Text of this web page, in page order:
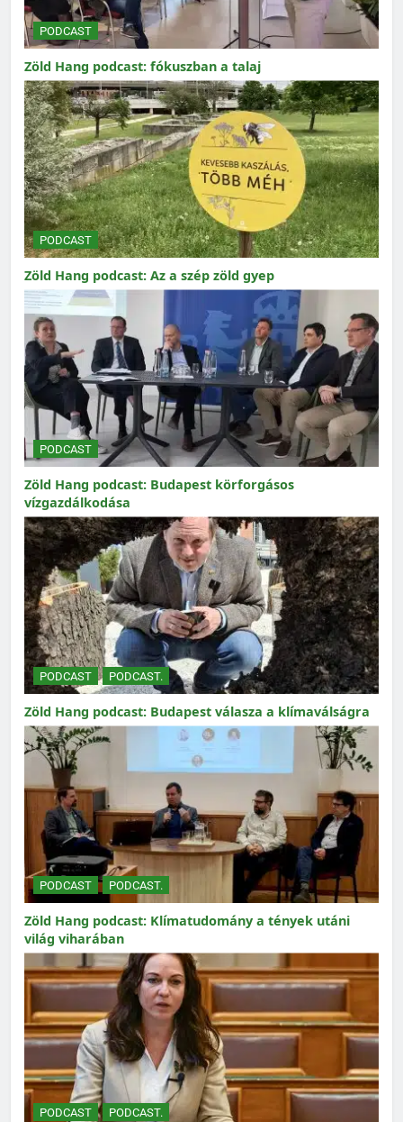
PODCAST
Zöld Hang podcast: fókuszban a talaj
PODCAST
Zöld Hang podcast: Az a szép zöld gyep
PODCAST
Zöld Hang podcast: Budapest körforgásos
vízgazdálkodása
PODCAST PODCAST.
Zöld Hang podcast: Budapest válasza a klímaválságra
PODCAST PODCAST.
Zöld Hang podcast: Klímatudomány a tények utáni
világ viharában
PODCAST PODCAST.